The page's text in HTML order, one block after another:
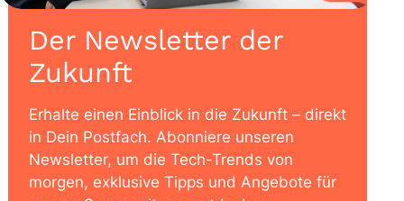
Der Newsletter der
Zukunft
Erhalte einen Einblick in die Zukunft – direkt
in Dein Postfach. Abonniere unseren
Newsletter, um die Tech-Trends von
morgen, exklusive Tipps und Angebote für